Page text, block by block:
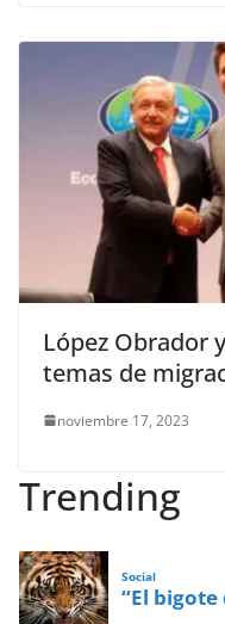
López Obrador
temas de
noviembre 17, 2023
Trending
Social
“El